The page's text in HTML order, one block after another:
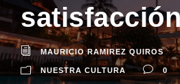
MAURICIO RAMIREZ QUIROS
NUESTRA CULTURA 0